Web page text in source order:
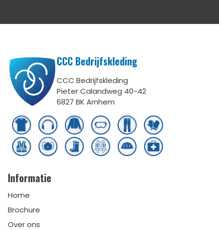
CCC Bedrijfskleding
CCC Bedrijfskleding
Pieter Calandweg 40-42
6827 BK Arnhem
Informatie
Home
Brochure
Over ons